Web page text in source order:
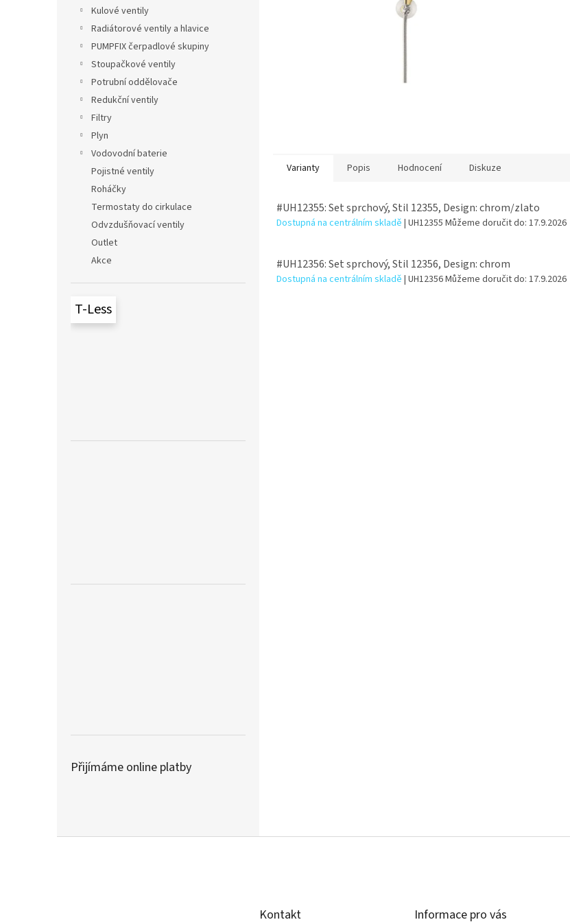
Kulové ventily
Radiátorové ventily a hlavice
PUMPFIX čerpadlové skupiny
Stoupačkové ventily
Potrubní oddělovače
Redukční ventily
Filtry
Plyn
Vodovodní baterie
Pojistné ventily
Roháčky
Termostaty do cirkulace
Odvzdušňovací ventily
Outlet
Akce
T-Less
Přijímáme online platby
Varianty Popis Hodnocení Diskuze
#UH12355: Set sprchový, Stil 12355, Design: chrom/zlato
Dostupná na centrálním skladě | UH12355 Můžeme doručit do: 17.9.2026
#UH12356: Set sprchový, Stil 12356, Design: chrom
Dostupná na centrálním skladě | UH12356Můžeme doručit do: 17.9.2026
Kontakt Informace pro vás